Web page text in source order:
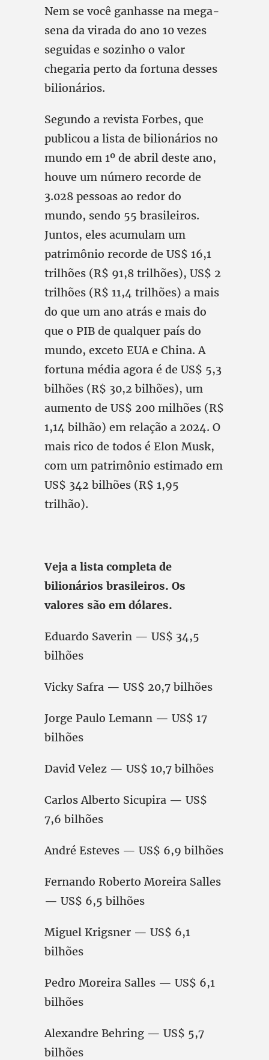
Nem se você ganhasse na mega-
sena da virada do ano 10 vezes
seguidas e sozinho o valor
chegaria perto da fortuna desses
bilionários.
Segundo a revista Forbes, que
publicou a lista de bilionários no
mundo em 1º de abril deste ano,
houve um número recorde de
3.028 pessoas ao redor do
mundo, sendo 55 brasileiros.
Juntos, eles acumulam um
patrimônio recorde de US$ 16,1
trilhões (R$ 91,8 trilhões), US$ 2
trilhões (R$ 11,4 trilhões) a mais
do que um ano atrás e mais do
que o PIB de qualquer país do
mundo, exceto EUA e China. A
fortuna média agora é de US$ 5,3
bilhões (R$ 30,2 bilhões), um
aumento de US$ 200 milhões (R$
1,14 bilhão) em relação a 2024. O
mais rico de todos é Elon Musk,
com um patrimônio estimado em
US$ 342 bilhões (R$ 1,95
trilhão).
Veja a lista completa de
bilionários brasileiros. Os
valores são em dólares.
Eduardo Saverin — US$ 34,5
bilhões
Vicky Safra — US$ 20,7 bilhões
Jorge Paulo Lemann — US$ 17
bilhões
David Velez — US$ 10,7 bilhões
Carlos Alberto Sicupira — US$
7,6 bilhões
André Esteves — US$ 6,9 bilhões
Fernando Roberto Moreira Salles
— US$ 6,5 bilhões
Miguel Krigsner — US$ 6,1
bilhões
Pedro Moreira Salles — US$ 6,1
bilhões
Alexandre Behring — US$ 5,7
bilhões